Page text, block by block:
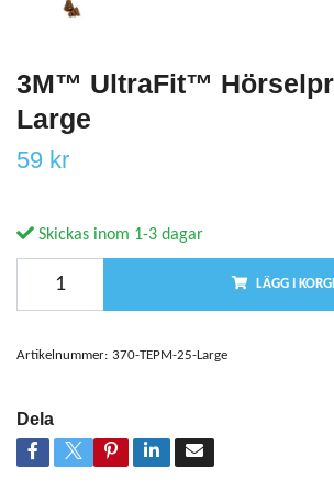
3M™ UltraFit™
Large
59 kr
Skickas inom 1-3 dagar
LÄGG I
Artikelnummer: 370-TEPM-25-Large
Dela